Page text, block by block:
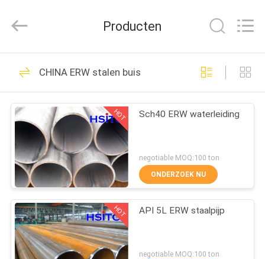
HUIS
PRODUCTEN
OVER
ONS
FABRIEKSTOCHT
KWALITEITSCONTROLE
Co.,Ltd.
Developed
CS SMLS-pijp
25
ERW stalen buis
20
Producten
CHINA ERW stalen buis
HOT Sch40 ERW waterleiding
negotiable MOQ:100 ton
ONDERZOEK NU
HOT API 5L ERW staalpijp
negotiable MOQ:100 ton